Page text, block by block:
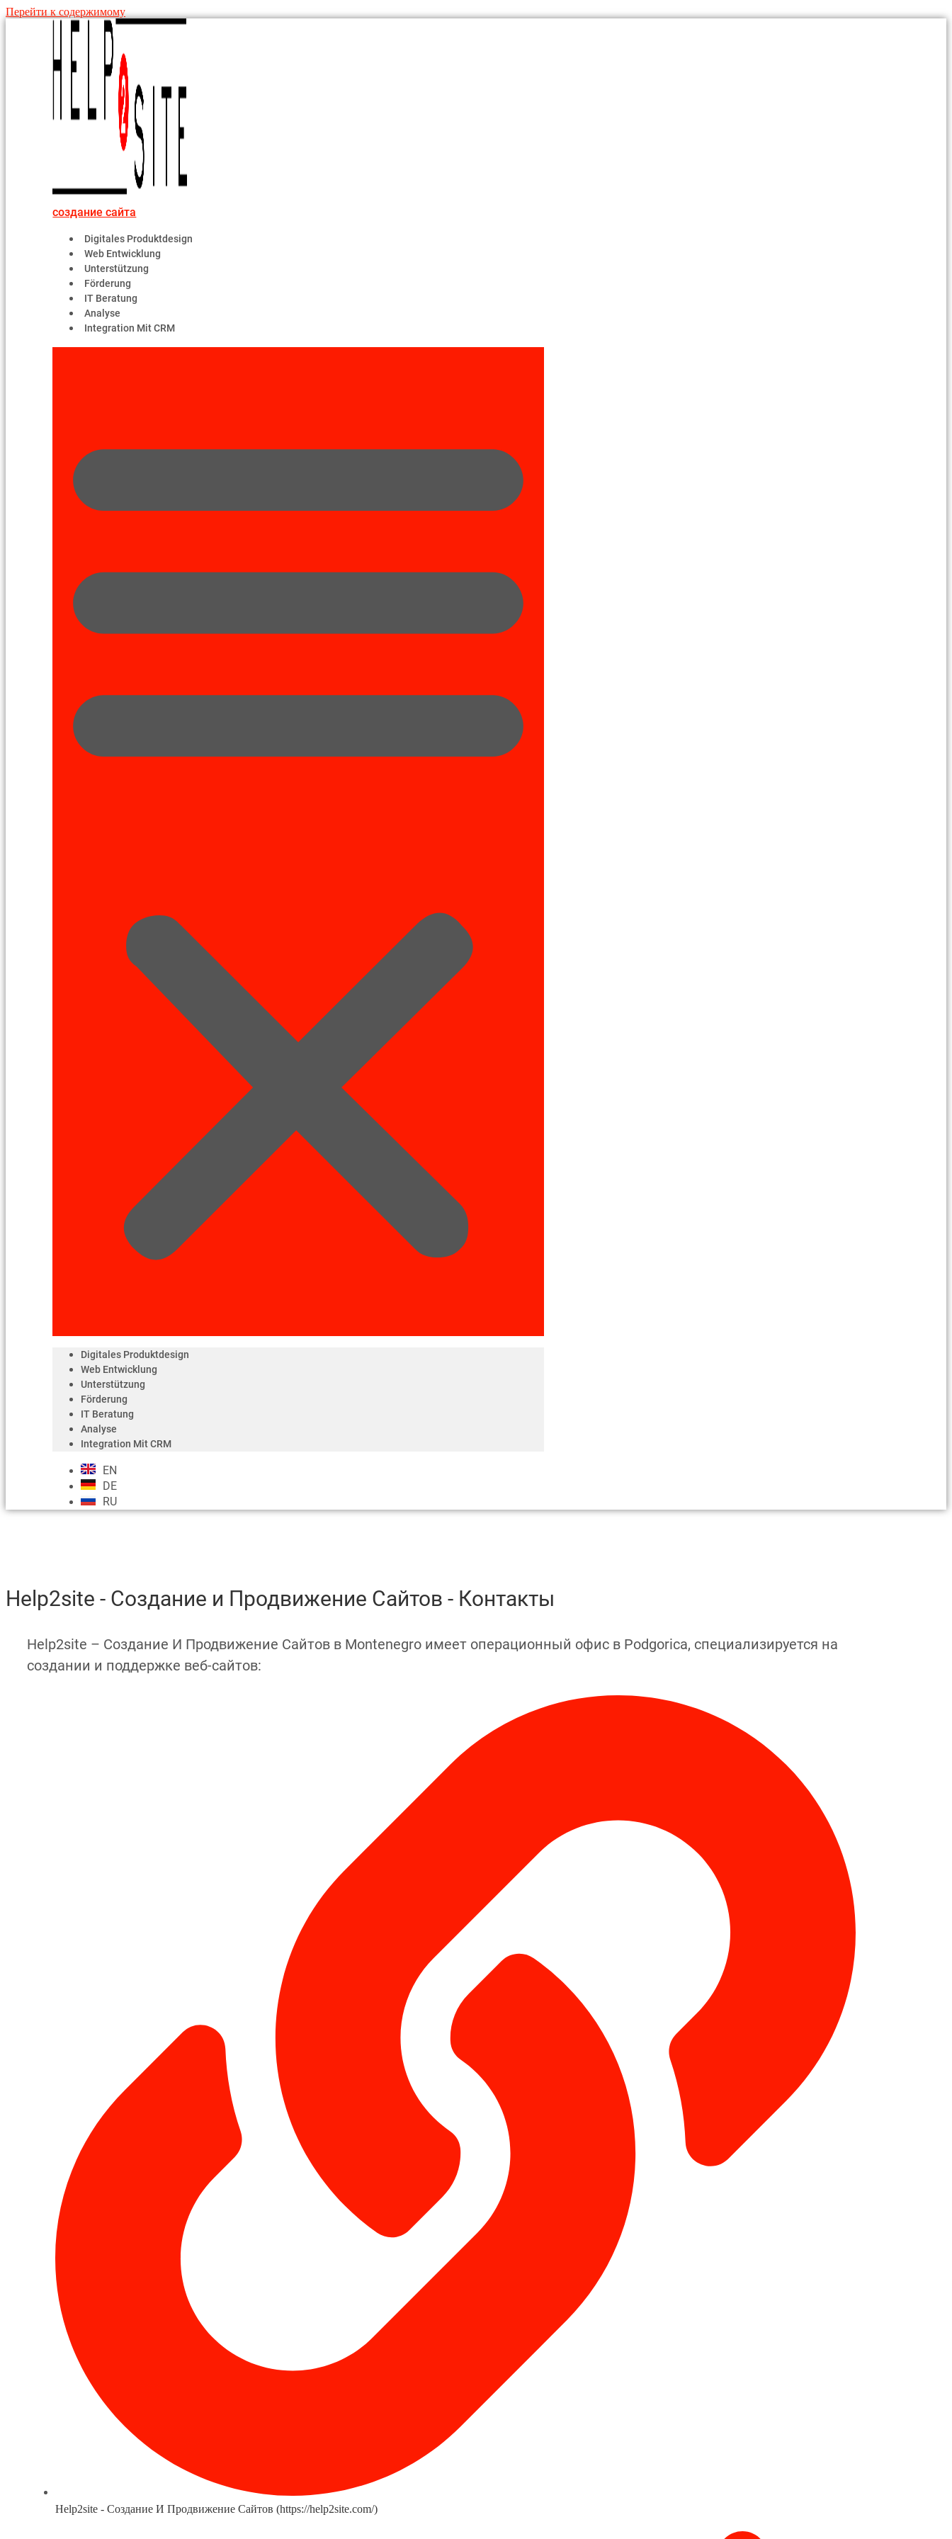
Перейти к содержимому
создание сайта
Digitales Produktdesign
Web Entwicklung
Unterstützung
Förderung
IT Beratung
Analyse
Integration Mit CRM
Digitales Produktdesign
Web Entwicklung
Unterstützung
Förderung
IT Beratung
Analyse
Integration Mit CRM
EN
DE
RU
Help2site - Создание и Продвижение Сайтов - Контакты
Help2site – Создание И Продвижение Сайтов в Montenegro имеет операционный офис в Podgorica, специализируется на
создании и поддержке веб-сайтов:
Help2site - Создание И Продвижение Сайтов (https://help2site.com/)